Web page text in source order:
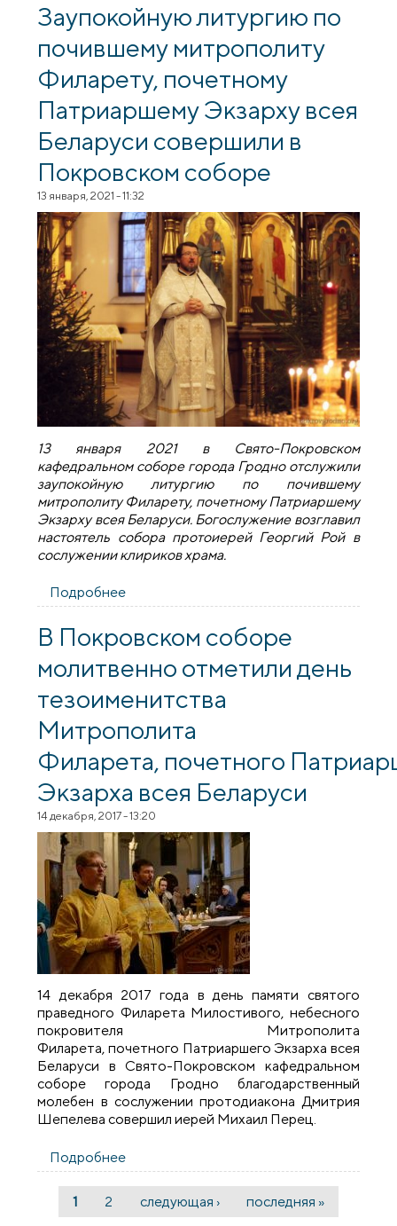
Заупокойную литургию по
почившему митрополиту
Филарету, почетному
Патриаршему Экзарху всея
Беларуси совершили в
Покровском соборе
13 января, 2021 - 11:32
13 января 2021 в Свято-Покровском
кафедральном соборе города Гродно отслужили
заупокойную литургию по почившему
митрополиту Филарету, почетному Патриаршему
Экзарху всея Беларуси. Богослужение возглавил
настоятель собора протоиерей Георгий Рой в
сослужении клириков храма.
Подробнее
митрополиту Филарету, почетному
Патриаршему Экзарху всея Беларуси
совершили в Покровском соборе
В Покровском соборе
молитвенно отметили день
тезоименитства
Митрополита
Филарета, почетного
Экзарха всея Беларуси
14 декабря, 2017 - 13:20
14 декабря 2017 года в день памяти святого
праведного Филарета Милостивого, небесного
покровителя Митрополита
Филарета, почетного Патриаршего Экзарха всея
Беларуси в Свято-Покровском кафедральном
соборе города Гродно благодарственный
молебен в сослужении протодиакона Дмитрия
Шепелева совершил иерей Михаил Перец.
Подробнее
отметили день тезоименитства
Филарета, почетного Патриаршего
Страницы
1 2 следующая › последняя »